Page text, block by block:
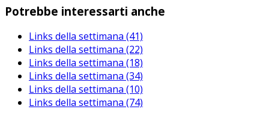
Potrebbe interessarti anche
Links della settimana (41)
Links della settimana (22)
Links della settimana (18)
Links della settimana (34)
Links della settimana (10)
Links della settimana (74)